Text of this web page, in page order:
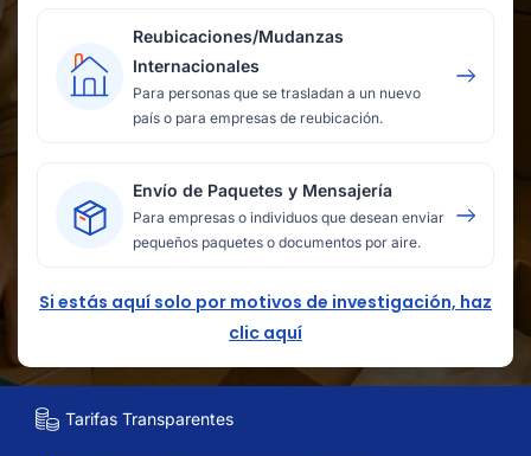
Reubicaciones/Mudanzas
Internacionales
Para personas que se trasladan a un nuevo
país o para empresas de reubicación.
Envío de Paquetes y Mensajería
Para empresas o individuos que desean enviar
pequeños paquetes o documentos por aire.
Si estás aquí solo por motivos de investigación, haz
clic aquí
Tarifas Transparentes